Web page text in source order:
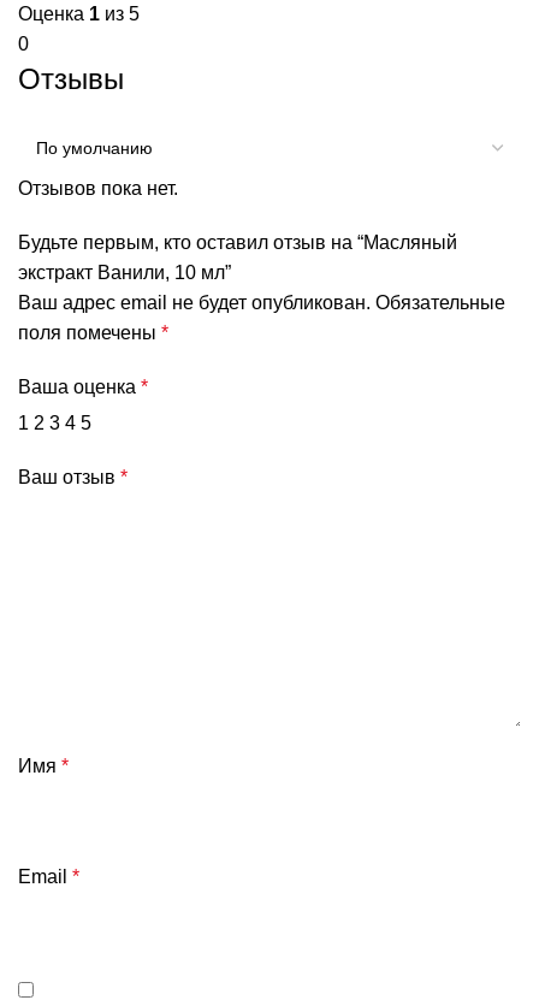
Оценка 1 из 5
0
Отзывы
Отзывов пока нет.
Будьте первым, кто оставил отзыв на “Масляный
экстракт Ванили, 10 мл”
Ваш адрес email не будет опубликован. Обязательные
поля помечены *
Ваша оценка *
1 2 3 4 5
Ваш отзыв *
Имя *
Email *